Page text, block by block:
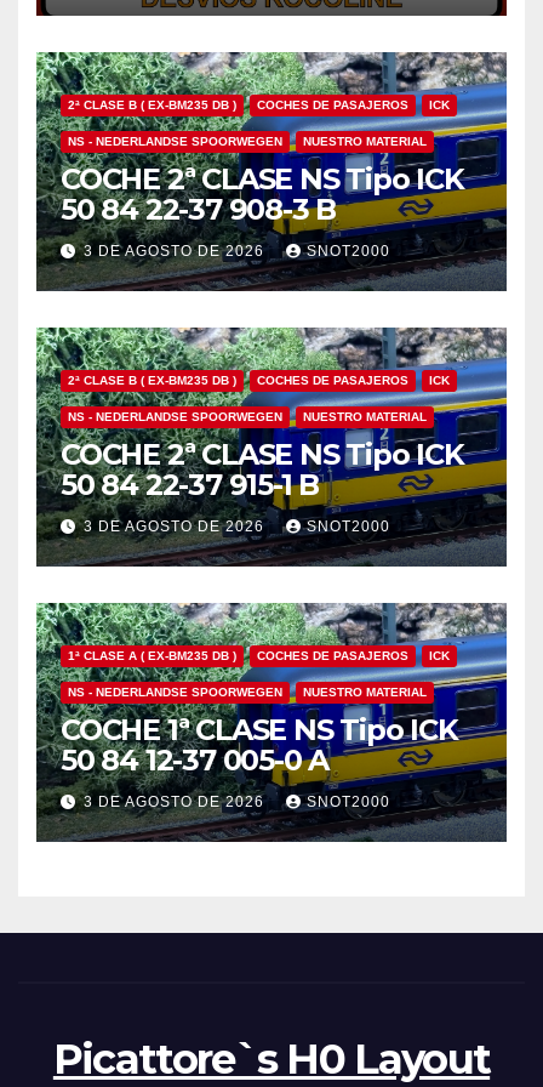
MOTOR ROCO 10030
2ª CLASE B ( EX-BM235 DB ) COCHES DE PASAJEROS ICK
NS - NEDERLANDSE SPOORWEGEN NUESTRO MATERIAL
COCHE 2ª CLASE NS Tipo ICK
50 84 22-37 908-3 B
3 DE AGOSTO DE 2026 SNOT2000
2ª CLASE B ( EX-BM235 DB ) COCHES DE PASAJEROS ICK
NS - NEDERLANDSE SPOORWEGEN NUESTRO MATERIAL
COCHE 2ª CLASE NS Tipo ICK
50 84 22-37 915-1 B
3 DE AGOSTO DE 2026 SNOT2000
1ª CLASE A ( EX-BM235 DB ) COCHES DE PASAJEROS ICK
NS - NEDERLANDSE SPOORWEGEN NUESTRO MATERIAL
COCHE 1ª CLASE NS Tipo ICK
50 84 12-37 005-0 A
3 DE AGOSTO DE 2026 SNOT2000
Picattore`s H0 Layout